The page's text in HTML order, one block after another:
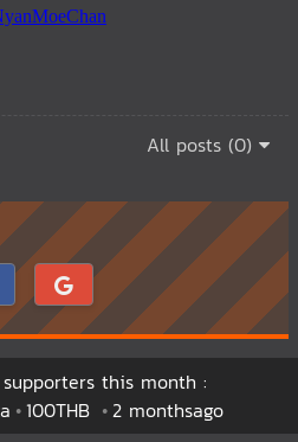
All posts (0)
this month :
100THB 2 monthsago